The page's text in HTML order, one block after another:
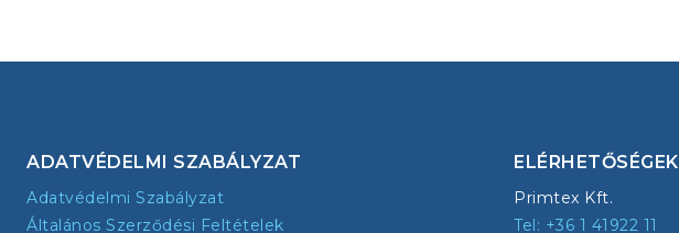
ADATVÉDELMI SZABÁLYZAT
Adatvédelmi Szabályzat
Általános Szerződési Feltételek
ELÉRHETŐSÉGEK
Primtex Kft.
Tel: +36 1 41922 11